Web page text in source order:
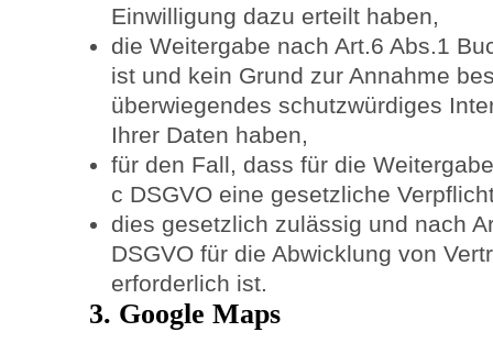
Einwilligung dazu erteilt haben,
die Weitergabe nach Art.6 Abs.1
ist und kein Grund zur Annahme
überwiegendes schutzwürdiges
Ihrer Daten haben,
für den Fall, dass für die
c DSGVO eine gesetzliche
dies gesetzlich zulässig und nach
DSGVO für die Abwicklung von
erforderlich ist.
3. Google Maps